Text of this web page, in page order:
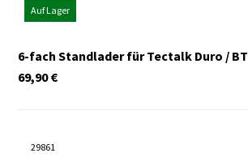
Auf Lager
6-fach Standlader für Tectalk Duro / BT
€
69,90
29861